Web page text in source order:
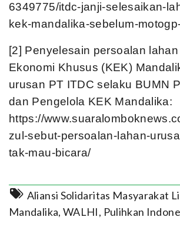
6349775/itdc-janji-selesaikan-
kek-mandalika-sebelum-
[2] Penyelesain persoalan
Ekonomi Khusus (KEK)
urusan PT ITDC selaku BUMN
dan Pengelola KEK Mandalika:
https://
zul-sebut-persoalan-lahan-
tak-mau-bicara/
Aliansi Solidaritas Masyarakat
Mandalika, WALHI, Pulihkan